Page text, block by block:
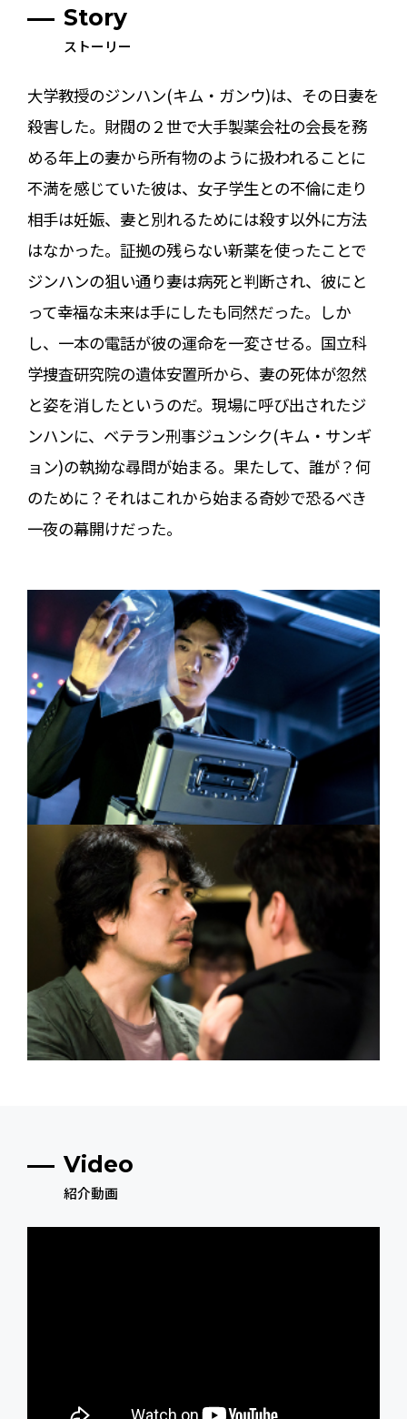
Story
ストーリー
大学教授のジンハン(キム・ガンウ)は、その日妻を
殺害した。財閥の２世で大手製薬会社の会長を務
める年上の妻から所有物のように扱われることに
不満を感じていた彼は、女子学生との不倫に走り
相手は妊娠、妻と別れるためには殺す以外に方法
はなかった。証拠の残らない新薬を使ったことで
ジンハンの狙い通り妻は病死と判断され、彼にと
って幸福な未来は手にしたも同然だった。しか
し、一本の電話が彼の運命を一変させる。国立科
学捜査研究院の遺体安置所から、妻の死体が忽然
と姿を消したというのだ。現場に呼び出されたジ
ンハンに、ベテラン刑事ジュンシク(キム・サンギ
ョン)の執拗な尋問が始まる。果たして、誰が？何
のために？それはこれから始まる奇妙で恐るべき
一夜の幕開けだった。
Video
紹介動画